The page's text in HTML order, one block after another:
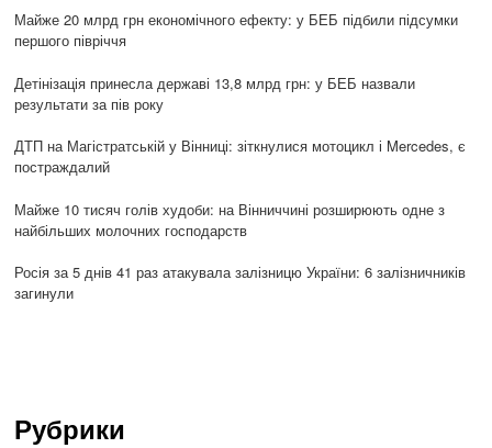
Майже 20 млрд грн економічного ефекту: у БЕБ підбили підсумки
першого півріччя
Детінізація принесла державі 13,8 млрд грн: у БЕБ назвали
результати за пів року
ДТП на Магістратській у Вінниці: зіткнулися мотоцикл і Mercedes, є
постраждалий
Майже 10 тисяч голів худоби: на Вінниччині розширюють одне з
найбільших молочних господарств
Росія за 5 днів 41 раз атакувала залізницю України: 6 залізничників
загинули
Рубрики